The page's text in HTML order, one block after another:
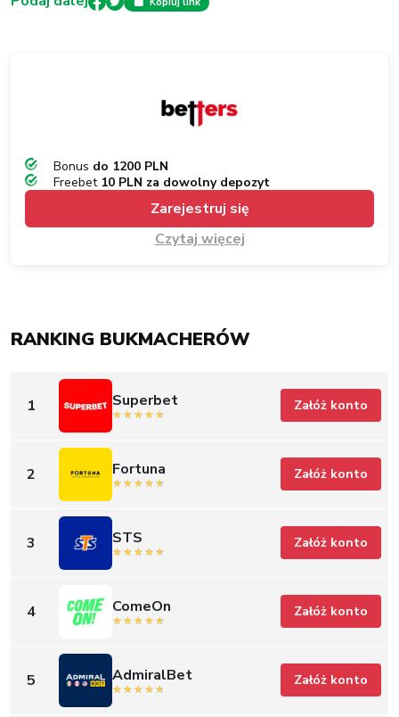
Bonus do 1200 PLN
Freebet 10 PLN za dowolny depozyt
Zarejestruj się
Czytaj więcej
RANKING BUKMACHERÓW
1 Superbet Załóż konto
2 Fortuna Załóż konto
3 STS Załóż konto
4 ComeOn Załóż konto
5 AdmiralBet Załóż konto